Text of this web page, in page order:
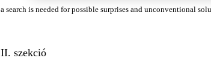
a search is needed for possible surprises and unconventional
II. szekció